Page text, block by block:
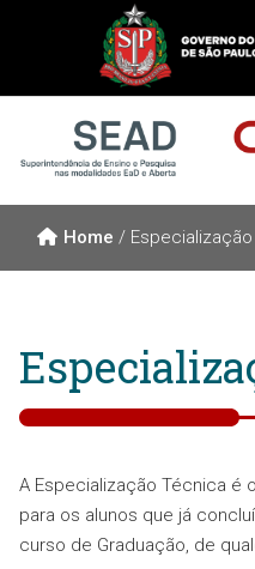
Home /
A Especialização Técnica é
para os alunos que já
curso de Graduação, de